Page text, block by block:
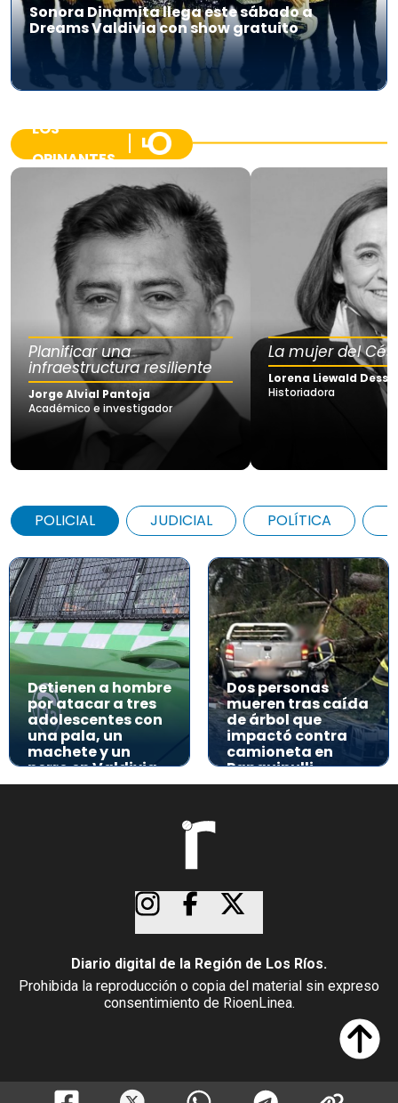
Sonora Dinamita llega este sábado a
Dreams Valdivia con show gratuito
LOS
OPINANTES
Planificar una
infraestructura resiliente
Jorge Alvial Pantoja
Académico e investigador
La mujer del
Lorena Liewald Dessy
Historiadora
POLICIAL JUDICIAL POLÍTICA
Detienen a hombre
por atacar a tres
adolescentes con
una pala, un
machete y un
perro en Valdivia
Dos personas
mueren tras caída
de árbol que
impactó contra
camioneta en
Panguipulli
Diario digital de la Región de Los Ríos.
Prohibida la reproducción o copia del material sin expreso
consentimiento de RioenLinea.